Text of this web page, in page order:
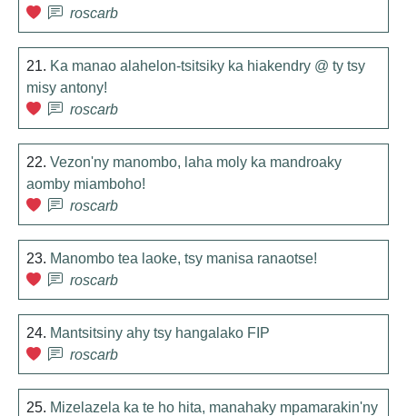
roscarb
21. Ka manao alahelon-tsitsiky ka hiakendry @ ty tsy
misy antony!
roscarb
22. Vezon'ny manombo, laha moly ka mandroaky
aomby miamboho!
roscarb
23. Manombo tea laoke, tsy manisa ranaotse!
roscarb
24. Mantsitsiny ahy tsy hangalako FIP
roscarb
25. Mizelazela ka te ho hita, manahaky mpamarakin'ny